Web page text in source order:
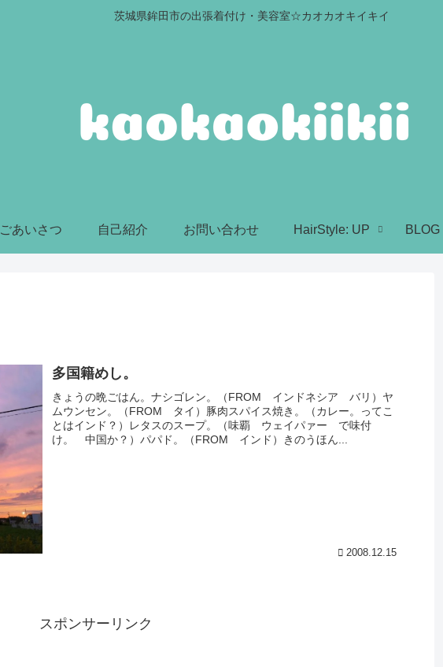
茨城県鉾田市の出張着付け・美容室☆カオカオキイキイ
ごあいさつ 自己紹介 お問い合わせ HairStyle: UP BLOG
多国籍めし。
きょうの晩ごはん。ナシゴレン。（FROM インドネシア バリ）ヤ
ムウンセン。（FROM タイ）豚肉スパイス焼き。（カレー。ってこ
とはインド？）レタスのスープ。（味覇 ウェイパァー で味付
け。 中国か？）パパド。（FROM インド）きのうほん...
2008.12.15
スポンサーリンク